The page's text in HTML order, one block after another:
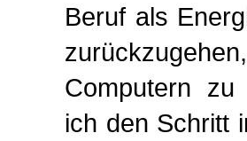
Beruf als
Computern zu
ich den Schritt